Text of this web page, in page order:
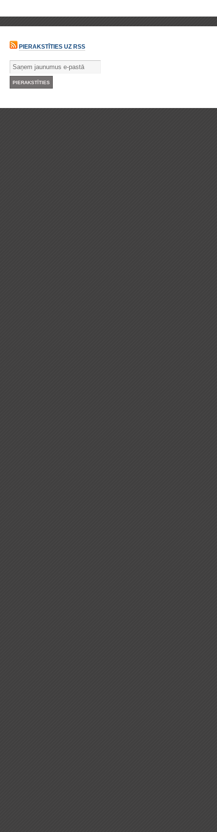
PIERAKSTĪTIES UZ RSS